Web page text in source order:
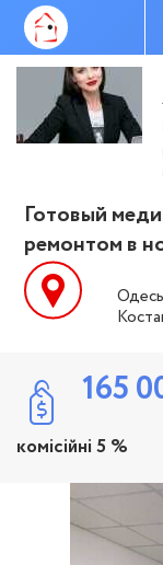
Готовый
ремонтом в
165
комісійні 5 %